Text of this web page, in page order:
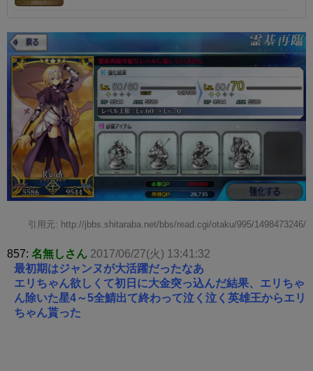
引用元: http://jbbs.shitaraba.net/bbs/read.cgi/otaku/995/1498473246/
857: 名無しさん 2017/06/27(火) 13:41:32
最初期はジャンヌが大活躍だったなあ
エリちゃん欲しくて初日に大金突っ込んだ結果、エリちゃ
ん除いた星4～5全鯖出て終わって泣く泣く英雄王からエリ
ちゃん貰った